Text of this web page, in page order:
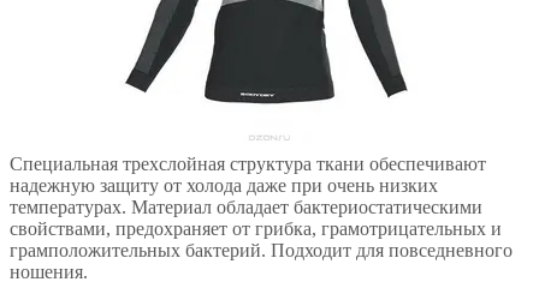
Специальная трехслойная структура ткани обеспечивают
надежную защиту от холода даже при очень низких
температурах. Материал обладает бактериостатическими
свойствами, предохраняет от грибка, грамотрицательных и
грамположительных бактерий. Подходит для повседневного
ношения.